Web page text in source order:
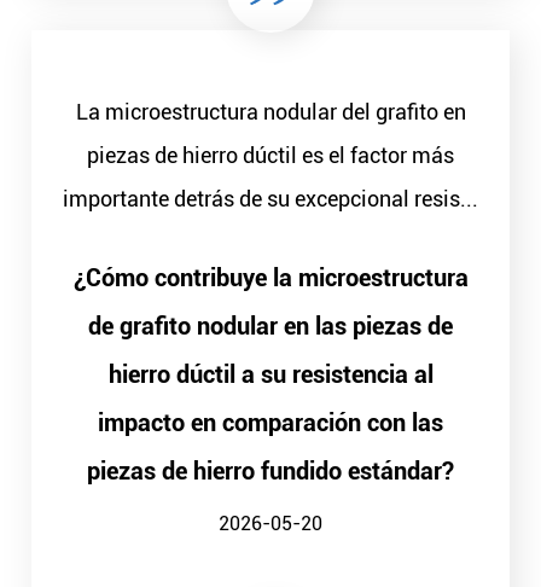
La microestructura nodular del grafito en
piezas de hierro dúctil es el factor más
importante detrás de su excepcional resis...
¿Cómo contribuye la microestructura
de grafito nodular en las piezas de
hierro dúctil a su resistencia al
impacto en comparación con las
piezas de hierro fundido estándar?
2026-05-20